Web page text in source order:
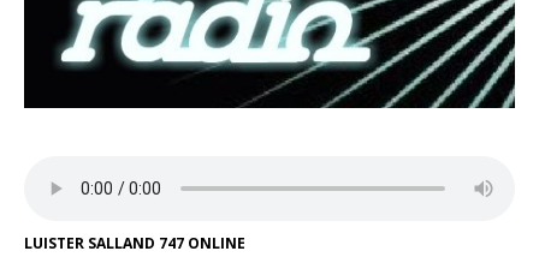
LUISTER SALLAND 747 ONLINE